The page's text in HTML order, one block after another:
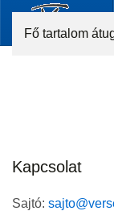
Fő tartalom
Kapcsolat
Sajtó: